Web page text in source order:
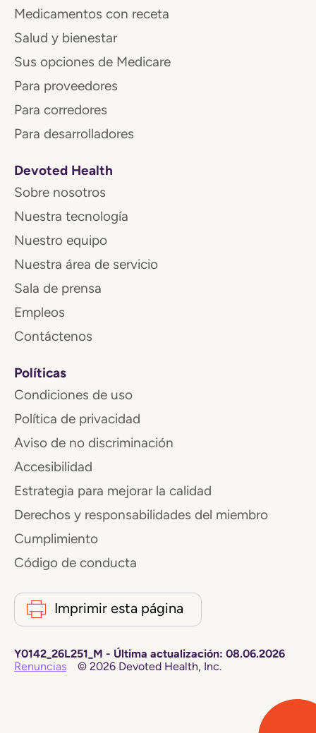
Medicamentos con receta
Salud y bienestar
Sus opciones de Medicare
Para proveedores
Para corredores
Para desarrolladores
Devoted Health
Sobre nosotros
Nuestra tecnología
Nuestro equipo
Nuestra área de servicio
Sala de prensa
Empleos
Contáctenos
Políticas
Condiciones de uso
Política de privacidad
Aviso de no discriminación
Accesibilidad
Estrategia para mejorar la calidad
Derechos y responsabilidades del miembro
Cumplimiento
Código de conducta
Imprimir esta página
Y0142_26L251_M - Última actualización: 08.06.2026
Renuncias
© 2026 Devoted Health, Inc.